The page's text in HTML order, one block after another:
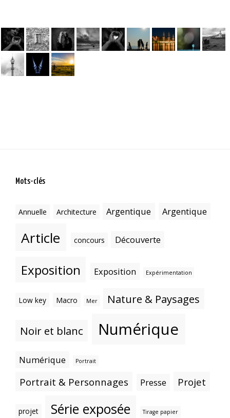
Mots-clés
Annuelle Architecture Argentique Argentique
Article concours Découverte
Exposition Exposition Expérimentation
Low key Macro Mer Nature & Paysages
Noir et blanc Numérique
Numérique Portrait
Portrait & Personnages Presse Projet
projet Série exposée Tirage papier